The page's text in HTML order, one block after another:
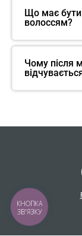
Що має
волоссям?
Чому після
КНОПКА
ЗВ'ЯЗКУ